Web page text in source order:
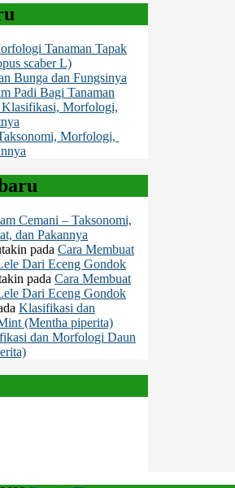
Tanaman Tapak
scaber L)
Bunga dan Fungsinya
Padi Bagi Tanaman
Morfologi,
Morfologi,
Cemani – Taksonomi,
dan Pakannya
pada Cara Membuat
Dari Eceng Gondok
pada Cara Membuat
Dari Eceng Gondok
Klasifikasi dan
(Mentha piperita)
dan Morfologi Daun